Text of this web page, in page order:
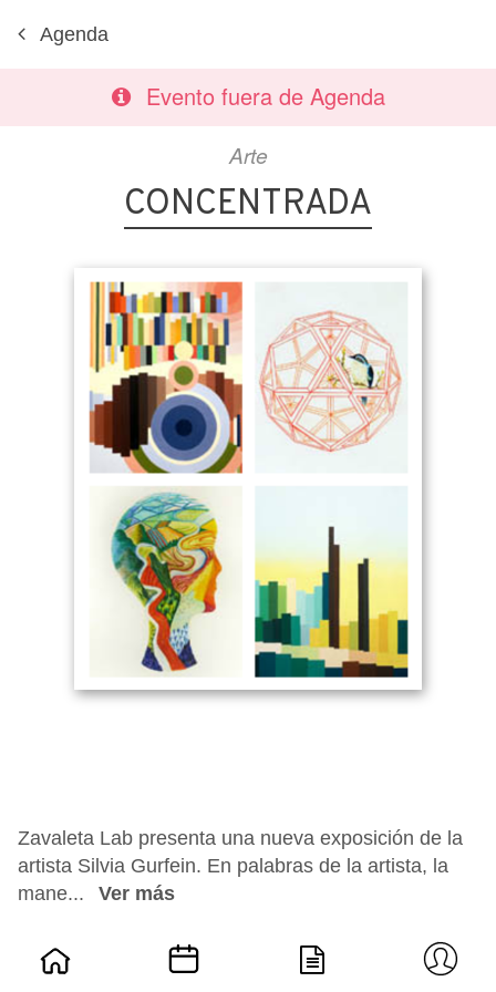
Agenda
Evento fuera de Agenda
Arte
CONCENTRADA
Zavaleta Lab presenta una nueva exposición de la
artista Silvia Gurfein. En palabras de la artista, la
mane...
Ver más